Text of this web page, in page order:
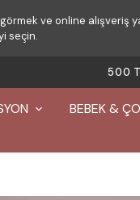
ve online alışveriş
seçin.
500
BEBEK &